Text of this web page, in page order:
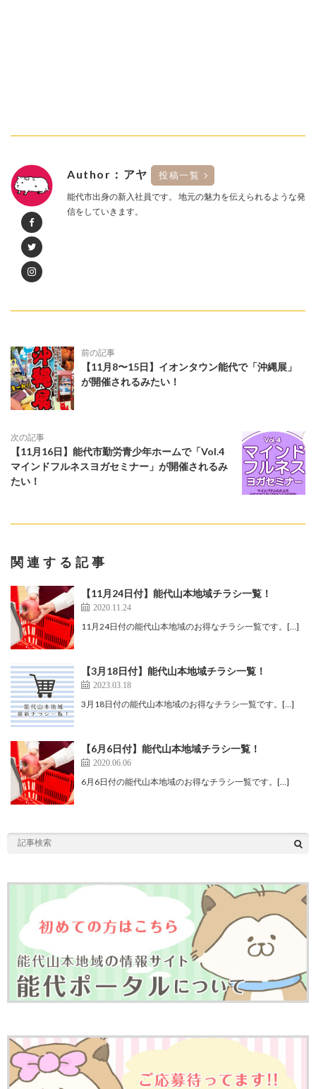
Author：アヤ 投稿一覧
能代市出身の新入社員です。 地元の魅力を伝えられるような発
信をしていきます。
前の記事
【11月8〜15日】イオンタウン能代で「沖縄展」
が開催されるみたい！
次の記事
【11月16日】能代市勤労青少年ホームで「Vol.4
マインドフルネスヨガセミナー」が開催されるみ
たい！
関連する記事
【11月24日付】能代山本地域チラシ一覧！
2020.11.24
11月24日付の能代山本地域のお得なチラシ一覧です。[…]
【3月18日付】能代山本地域チラシ一覧！
2023.03.18
3月18日付の能代山本地域のお得なチラシ一覧です。[…]
【6月6日付】能代山本地域チラシ一覧！
2020.06.06
6月6日付の能代山本地域のお得なチラシ一覧です。[…]